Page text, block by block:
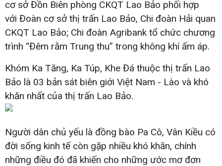
cơ sở Đồn Biên phòng CKQT Lao Bảo phối hợp
với Đoàn cơ sở thị trấn Lao Bảo, Chi đoàn Hải quan
CKQT Lao Bảo; Chi đoàn Agribank tổ chức chương
trình “Đêm rằm Trung thu” trong không khí ấm áp.
Khóm Ka Tăng, Ka Túp, Khe Đá thuộc thị trấn Lao
Bảo là 03 bản sát biên giới Việt Nam - Lào và khó
khăn nhất của thị trấn Lao Bảo.
Người dân chủ yếu là đồng bào Pa Cô, Vân Kiều có
đời sống kinh tế còn gặp nhiều khó khăn, chính
những điều đó đã khiến cho những ước mơ đơn